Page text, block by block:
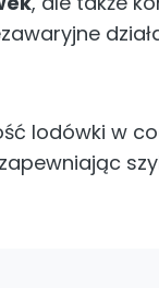
lodówki w